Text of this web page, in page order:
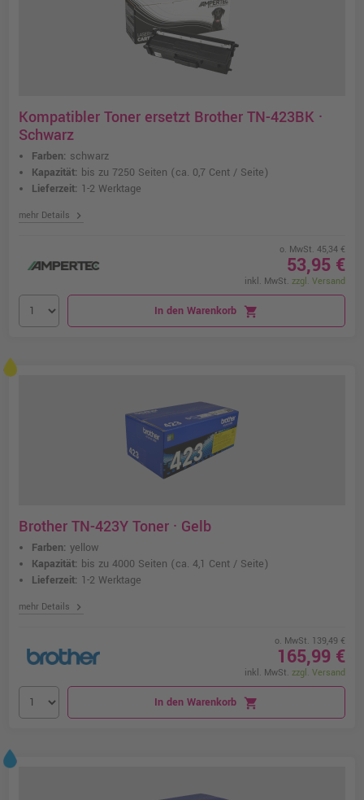
Kompatibler Toner ersetzt Brother TN-423BK ·
Schwarz
Farben: schwarz
Kapazität: bis zu 7250 Seiten (ca. 0,7 Cent / Seite)
Lieferzeit: 1-2 Werktage
mehr Details chevron_right
o. MwSt. 45,34 €
53,95 €
inkl. MwSt. zzgl. Versand
In den Warenkorb shopping_cart
Brother TN-423Y Toner · Gelb
Farben: yellow
Kapazität: bis zu 4000 Seiten (ca. 4,1 Cent / Seite)
Lieferzeit: 1-2 Werktage
mehr Details chevron_right
o. MwSt. 139,49 €
165,99 €
inkl. MwSt. zzgl. Versand
In den Warenkorb shopping_cart